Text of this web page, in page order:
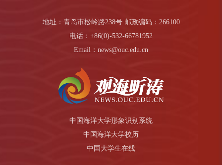
地址：青岛市松岭路238号 邮政编码：266100
电话：+86(0)-532-66781952
Email：news@ouc.edu.cn
中国海洋大学形象识别系统
中国海洋大学校历
中国大学生在线